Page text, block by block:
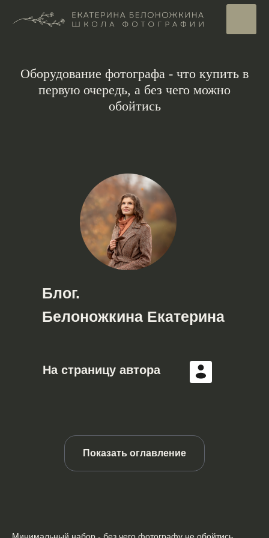
Оборудование фотографа - что купить в
первую очередь, а без чего можно
обойтись
Блог.
Белоножкина Екатерина
На страницу автора
Показать оглавление
Минимальный набор - без чего фотографу не обойтись